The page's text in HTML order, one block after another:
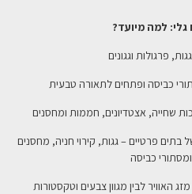
גלי: למה מיועד?
פרגולות וגגונים
כביסה ופתחים לתאורה טבעית
שחייה, אצטדיונים, חממות ומחסנים
בתים פרטיים – גגות, קירוי חניה, מחסנים
ומסתורי כביסה
האוויר לבין מגוון צבעים וטקסטורות